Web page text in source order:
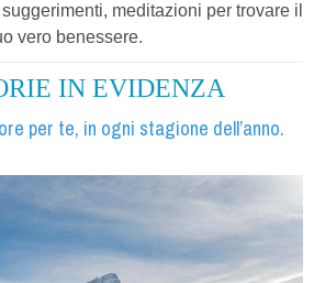
meditazioni per trovare il
vero benessere.
IN EVIDENZA
per te, in ogni stagione dell’anno.